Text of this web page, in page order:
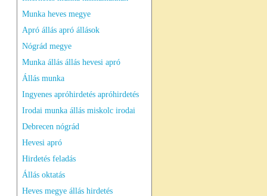
Munka heves megye
Apró állás apró állások
Nógrád megye
Munka állás állás hevesi apró
Állás munka
Ingyenes apróhirdetés apróhirdetés
Irodai munka állás miskolc irodai
Debrecen nógrád
Hevesi apró
Hirdetés feladás
Állás oktatás
Heves megye állás hirdetés